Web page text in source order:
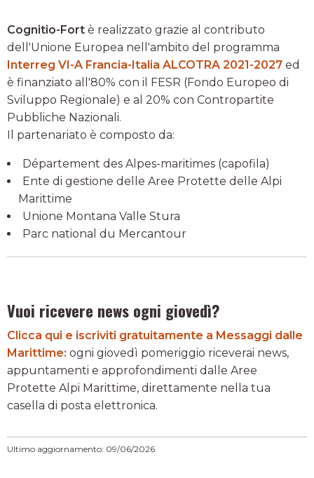
Cognitio-Fort è realizzato grazie al contributo
dell'Unione Europea nell'ambito del programma
Interreg VI-A Francia-Italia ALCOTRA 2021-2027 ed
è finanziato all'80% con il FESR (Fondo Europeo di
Sviluppo Regionale) e al 20% con Contropartite
Pubbliche Nazionali.
Il partenariato è composto da:
Département des Alpes-maritimes (capofila)
Ente di gestione delle Aree Protette delle Alpi
Marittime
Unione Montana Valle Stura
Parc national du Mercantour
Vuoi ricevere news ogni giovedì?
Clicca qui e iscriviti gratuitamente a Messaggi dalle
Marittime: ogni giovedì pomeriggio riceverai news,
appuntamenti e approfondimenti dalle Aree
Protette Alpi Marittime, direttamente nella tua
casella di posta elettronica.
Ultimo aggiornamento: 09/06/2026